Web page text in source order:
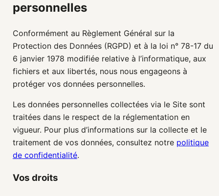
personnelles
Conformément au Règlement Général sur la
Protection des Données (RGPD) et à la loi n° 78-17 du
6 janvier 1978 modifiée relative à l’informatique, aux
fichiers et aux libertés, nous nous engageons à
protéger vos données personnelles.
Les données personnelles collectées via le Site sont
traitées dans le respect de la réglementation en
vigueur. Pour plus d’informations sur la collecte et le
traitement de vos données, consultez notre politique
de confidentialité.
Vos droits